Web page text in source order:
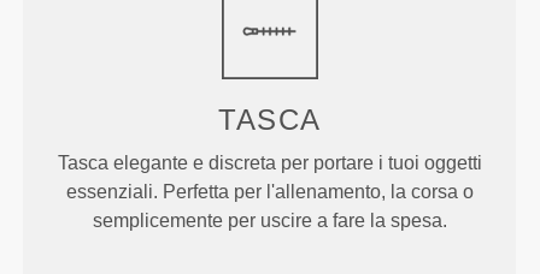
TASCA
Tasca elegante e discreta per portare i tuoi oggetti
essenziali. Perfetta per l'allenamento, la corsa o
semplicemente per uscire a fare la spesa.